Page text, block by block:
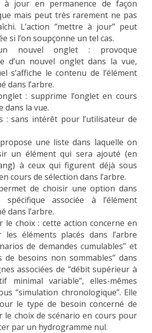
à jour en permanence de façon
mais peut très rarement ne pas
L’action ‘’mettre à jour’’ peut
si l’on soupçonne un tel cas.
nouvel onglet : provoque
d’un nouvel onglet dans la vue,
s’affiche le contenu de l’élément
dans l’arbre.
: supprime l’onglet en cours
dans la vue.
: sans intérêt pour l’utilisateur de
une liste dans laquelle on
un élément qui sera ajouté (en
à ceux qui figurent déjà sous
cours de sélection dans l’arbre.
de choisir une option dans
associée à l’élément
dans l’arbre.
le choix : cette action concerne en
les éléments placés dans l’arbre
de demandes cumulables’’ et
de besoins non sommables’’ dans
associées de ‘’débit supérieur à
minimal variable’’, elles-mêmes
‘’simulation chronologique’’. Elle
le type de besoin concerné de
le choix de scénario en cours pour
par un hydrogramme nul.